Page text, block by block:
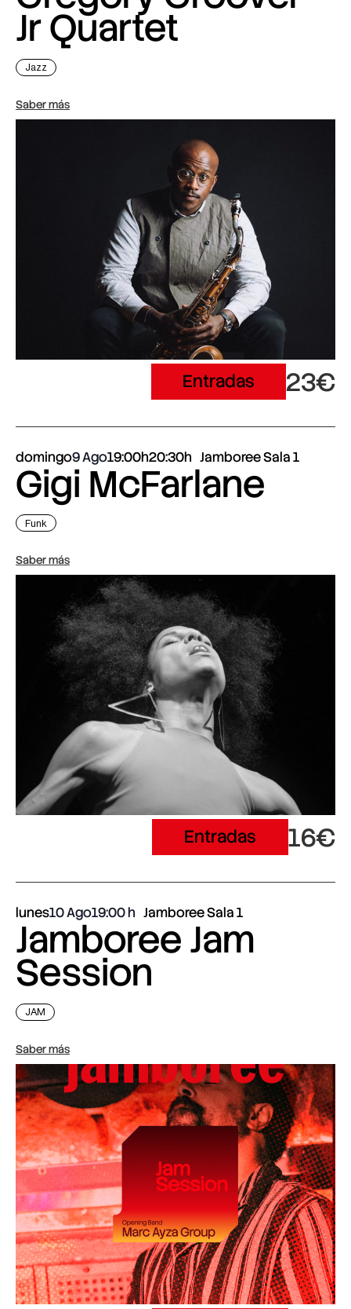
Jr Quartet
Jazz
Saber más
Entradas 23€
domingo9 Ago19:00h20:30h Jamboree Sala 1
Gigi McFarlane
Funk
Saber más
Entradas 16€
lunes10 Ago19:00 Jamboree Sala 1
Jamboree Jam
Session
JAM
Saber más